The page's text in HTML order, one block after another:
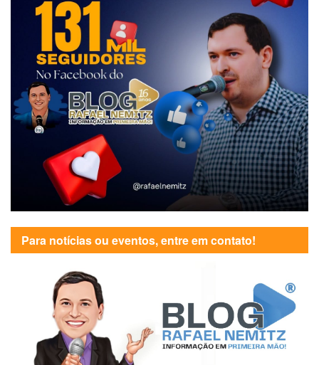
Para notícias ou eventos, entre em contato!